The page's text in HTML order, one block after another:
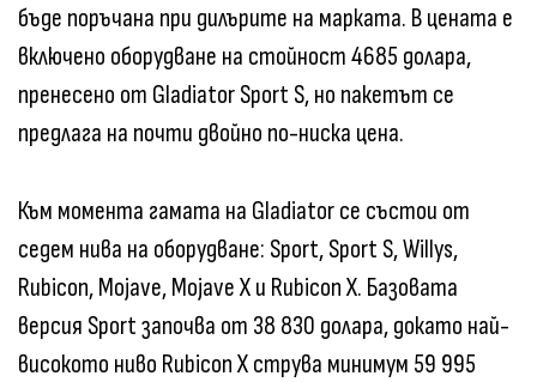
бъде поръчана при дилърите на марката. В цената е
включено оборудване на стойност 4685 долара,
пренесено от Gladiator Sport S, но пакетът се
предлага на почти двойно по-ниска цена.
Към момента гамата на Gladiator се състои от
седем нива на оборудване: Sport, Sport S, Willys,
Rubicon, Mojave, Mojave X и Rubicon X. Базовата
версия Sport започва от 38 830 долара, докато най-
високото ниво Rubicon X струва минимум 59 995